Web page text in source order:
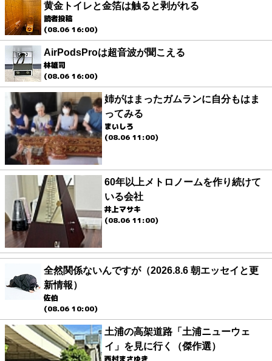
黄金トイレと金箔は触ると剥がれる
読者投稿
(08.06 16:00)
AirPodsProは超音波が聞こえる
林雄司
(08.06 16:00)
姉がはまったガムランに自分もはま
ってみる
まいしろ
(08.06 11:00)
60年以上メトロノームを作り続けて
いる会社
井上マサキ
(08.06 11:00)
全然関係ないんですが（2026.8.6 朝エッセイと更
新情報）
佐伯
(08.06 10:00)
土浦の高架道路「土浦ニューウェ
イ」を見に行く（傑作選）